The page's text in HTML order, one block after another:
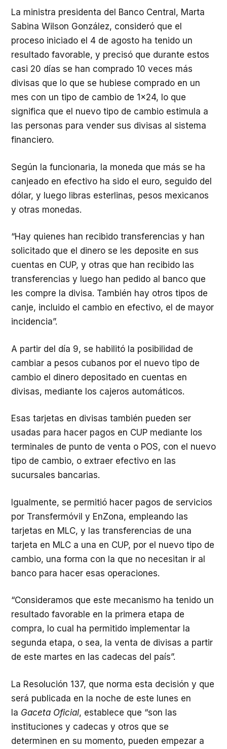
La ministra presidenta del Banco Central, Marta
Sabina Wilson González, consideró que el
proceso iniciado el 4 de agosto ha tenido un
resultado favorable, y precisó que durante estos
casi 20 días se han comprado 10 veces más
divisas que lo que se hubiese comprado en un
mes con un tipo de cambio de 1×24, lo que
significa que el nuevo tipo de cambio estimula a
las personas para vender sus divisas al sistema
financiero.
Según la funcionaria, la moneda que más se ha
canjeado en efectivo ha sido el euro, seguido del
dólar, y luego libras esterlinas, pesos mexicanos
y otras monedas.
“Hay quienes han recibido transferencias y han
solicitado que el dinero se les deposite en sus
cuentas en CUP, y otras que han recibido las
transferencias y luego han pedido al banco que
les compre la divisa. También hay otros tipos de
canje, incluido el cambio en efectivo, el de mayor
incidencia”.
A partir del día 9, se habilitó la posibilidad de
cambiar a pesos cubanos por el nuevo tipo de
cambio el dinero depositado en cuentas en
divisas, mediante los cajeros automáticos.
Esas tarjetas en divisas también pueden ser
usadas para hacer pagos en CUP mediante los
terminales de punto de venta o POS, con el nuevo
tipo de cambio, o extraer efectivo en las
sucursales bancarias.
Igualmente, se permitió hacer pagos de servicios
por Transfermóvil y EnZona, empleando las
tarjetas en MLC, y las transferencias de una
tarjeta en MLC a una en CUP, por el nuevo tipo de
cambio, una forma con la que no necesitan ir al
banco para hacer esas operaciones.
“Consideramos que este mecanismo ha tenido un
resultado favorable en la primera etapa de
compra, lo cual ha permitido implementar la
segunda etapa, o sea, la venta de divisas a partir
de este martes en las cadecas del país”.
La Resolución 137, que norma esta decisión y que
será publicada en la noche de este lunes en
la Gaceta Oficial, establece que “son las
instituciones y cadecas y otros que se
determinen en su momento, pueden empezar a